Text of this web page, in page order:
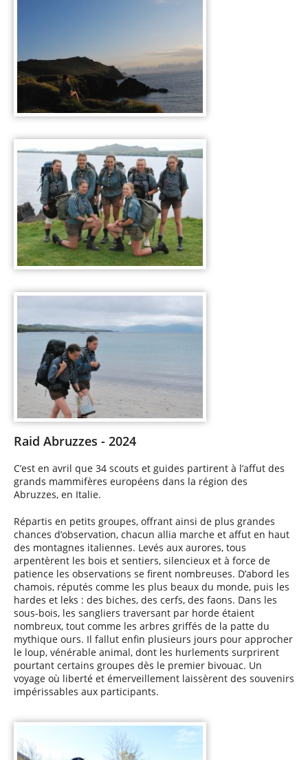
Raid Abruzzes - 2024
C’est en avril que 34 scouts et guides partirent à l’affut des
grands mammifères européens dans la région des
Abruzzes, en Italie.
Répartis en petits groupes, offrant ainsi de plus grandes
chances d’observation, chacun allia marche et affut en haut
des montagnes italiennes. Levés aux aurores, tous
arpentèrent les bois et sentiers, silencieux et à force de
patience les observations se firent nombreuses. D’abord les
chamois, réputés comme les plus beaux du monde, puis les
hardes et leks : des biches, des cerfs, des faons. Dans les
sous-bois, les sangliers traversant par horde étaient
nombreux, tout comme les arbres griffés de la patte du
mythique ours. Il fallut enfin plusieurs jours pour approcher
le loup, vénérable animal, dont les hurlements surprirent
pourtant certains groupes dès le premier bivouac. Un
voyage où liberté et émerveillement laissèrent des souvenirs
impérissables aux participants.